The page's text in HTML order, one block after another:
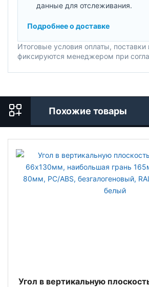
данные для отслеживания.
Подробнее о доставке
Итоговые условия оплаты, поставки
фиксируются менеджером при
Похожие товары
Угол в вертикальную